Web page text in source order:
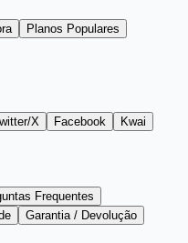
Planos Populares
X Facebook Kwai
Frequentes
Garantia / Devolução